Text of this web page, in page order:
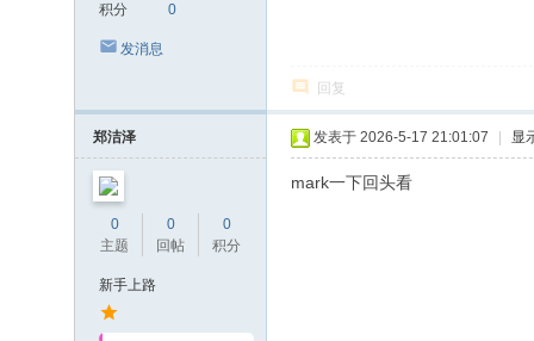
积分 0
发消息
回复
郑洁泽
0
主题
0
回帖
0
积分
新手上路
发表于 2026-5-17 21:01:07 显
mark一下回头看